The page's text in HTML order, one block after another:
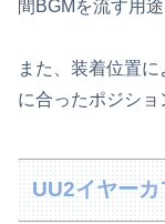
間BGMを流す用
また、装着位置
に合ったポジショ
UU2イヤー